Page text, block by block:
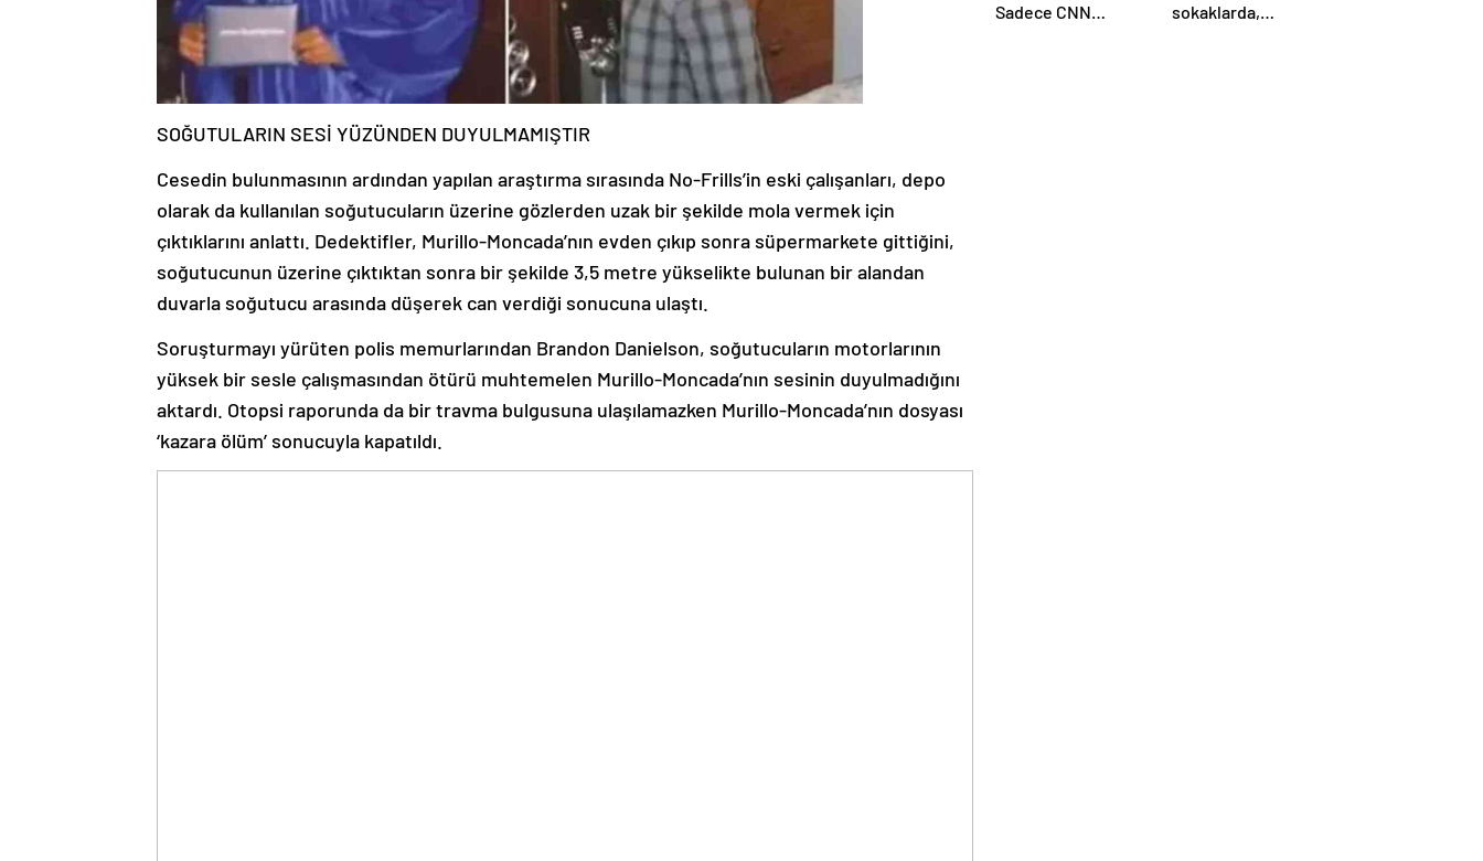
SOĞUTULARIN SESİ YÜZÜNDEN DUYULMAMIŞTIR
Cesedin bulunmasının ardından yapılan araştırma sırasında No-Frills’in eski çalışanları, depo
olarak da kullanılan soğutucuların üzerine gözlerden uzak bir şekilde mola vermek için
çıktıklarını anlattı. Dedektifler, Murillo-Moncada’nın evden çıkıp sonra süpermarkete gittiğini,
soğutucunun üzerine çıktıktan sonra bir şekilde 3,5 metre yükselikte bulunan bir alandan
duvarla soğutucu arasında düşerek can verdiği sonucuna ulaştı.
Soruşturmayı yürüten polis memurlarından Brandon Danielson, soğutucuların motorlarının
yüksek bir sesle çalışmasından ötürü muhtemelen Murillo-Moncada’nın sesinin duyulmadığını
aktardı. Otopsi raporunda da bir travma bulgusuna ulaşılamazken Murillo-Moncada’nın dosyası
‘kazara ölüm’ sonucuyla kapatıldı.
Sadece CNN
sokaklarda,